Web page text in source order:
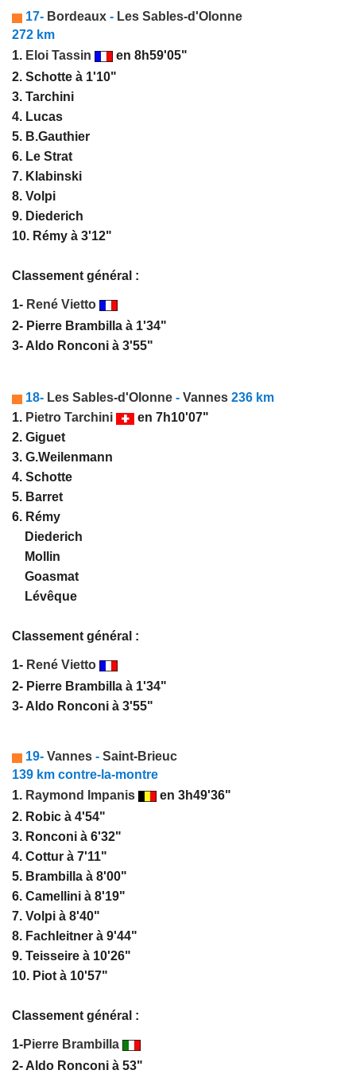
17- Bordeaux - Les Sables-d'Olonne
272 km
1. Eloi Tassin
en 8h59'05"
2. Schotte à 1'10"
3. Tarchini
4. Lucas
5. B.Gauthier
6. Le Strat
7. Klabinski
8. Volpi
9. Diederich
10. Rémy à 3'12"
Classement général :
1- René Vietto
2- Pierre Brambilla à 1'34"
3- Aldo Ronconi à 3'55"
18- Les Sables-d'Olonne - Vannes 236 km
1. Pietro Tarchini
en 7h10'07"
2. Giguet
3. G.Weilenmann
4. Schotte
5. Barret
6. Rémy
Diederich
Mollin
Goasmat
Lévêque
Classement général :
1- René Vietto
2- Pierre Brambilla à 1'34"
3- Aldo Ronconi à 3'55"
19- Vannes - Saint-Brieuc
139 km contre-la-montre
1. Raymond Impanis
en 3h49'36"
2. Robic à 4'54"
3. Ronconi à 6'32"
4. Cottur à 7'11"
5. Brambilla à 8'00"
6. Camellini à 8'19"
7. Volpi à 8'40"
8. Fachleitner à 9'44"
9. Teisseire à 10'26"
10. Piot à 10'57"
Classement général :
1-Pierre Brambilla
2- Aldo Ronconi à 53"